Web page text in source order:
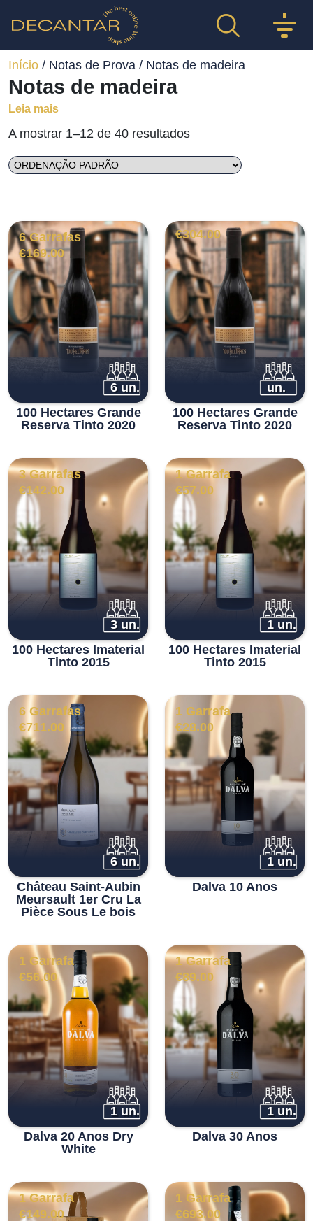
Início / Notas de Prova / Notas de madeira
Notas de madeira
Leia mais
A mostrar 1–12 de 40 resultados
6 Garrafas
€169.00
6 un.
100 Hectares Grande
Reserva Tinto 2020
€304.00
un.
100 Hectares Grande
Reserva Tinto 2020
3 Garrafas
€142.00
3 un.
100 Hectares Imaterial
Tinto 2015
1 Garrafa
€57.00
1 un.
100 Hectares Imaterial
Tinto 2015
6 Garrafas
€711.00
6 un.
Château Saint-Aubin
Meursault 1er Cru La
Pièce Sous Le bois
1 Garrafa
€28.00
1 un.
Dalva 10 Anos
1 Garrafa
€56.00
1 un.
Dalva 20 Anos Dry
White
1 Garrafa
€89.00
1 un.
Dalva 30 Anos
1 Garrafa
€149.00
1 Garrafa
€693.00